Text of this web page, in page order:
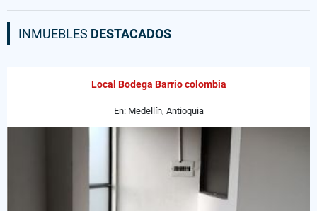
INMUEBLES DESTACADOS
Local Bodega Barrio colombia
En: Medellín, Antioquia